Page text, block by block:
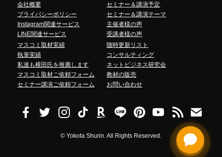
会社概要
プライバシーポリシー
Instagram関連サービス
LINE関連サービス
セミナー＆講演予定
セミナー＆講演テーマ
主催者様の声
受講者様の声
マスコミ取材実績
執筆実績
私達も横田氏を推薦します
マスコミ取材ご依頼フォーム
セミナー講演ご依頼フォーム
随時更新リスト
コンサルティング
ネットビジネス研究会
教材の販売
お問い合わせ
© Yokota Shurin. All Rights Reserved.